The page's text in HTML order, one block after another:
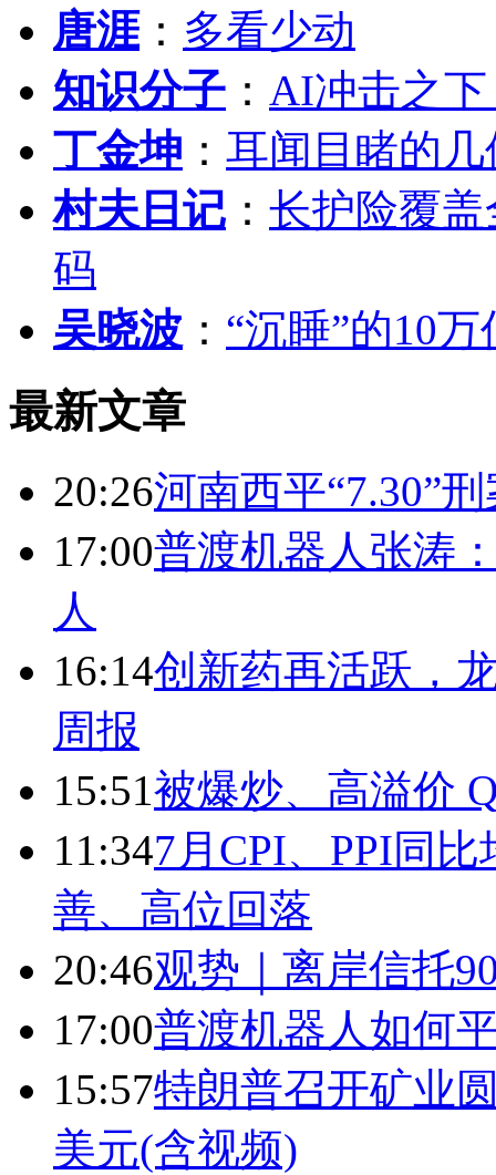
唐涯： 多看少动
知识分子 ： AI冲击之
丁金坤 ： 耳闻目睹的
村夫日记 ： 长护险覆
码
吴晓波 ： “沉睡”的10
最新文章
20:26河南西平“7.30”
17:00普渡机器人张涛
人
16:14创新药再活跃，
周报
15:51被爆炒、高溢价
11:347月CPI、PPI同
善、高位回落
20:46观势｜离岸信托
17:00普渡机器人如何
15:57特朗普召开矿业
美元(含视频)